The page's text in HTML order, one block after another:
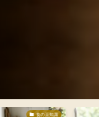
食の豆知識